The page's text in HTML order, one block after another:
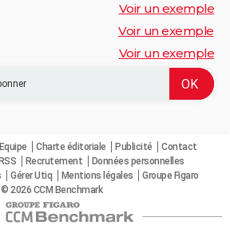
Voir un exemple
Voir un exemple
Voir un exemple
Equipe Charte éditoriale Publicité
Contact
RSS Recrutement
Données personnelles
Gérer Utiq Mentions légales
Groupe Figaro
© 2026 CCM Benchmark